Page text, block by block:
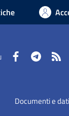
FacebookTelegram
Documenti e dati